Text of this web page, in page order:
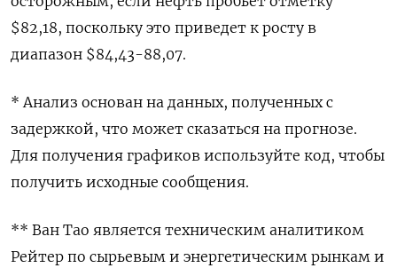
$82,18, поскольку это приведет к росту в
диапазон $84,43-88,07.
* Анализ основан на данных, полученных с
задержкой, что может сказаться на прогнозе.
Для получения графиков используйте код, чтобы
получить исходные сообщения.
** Ван Тао является техническим аналитиком
Рейтер по сырьевым и энергетическим рынкам и